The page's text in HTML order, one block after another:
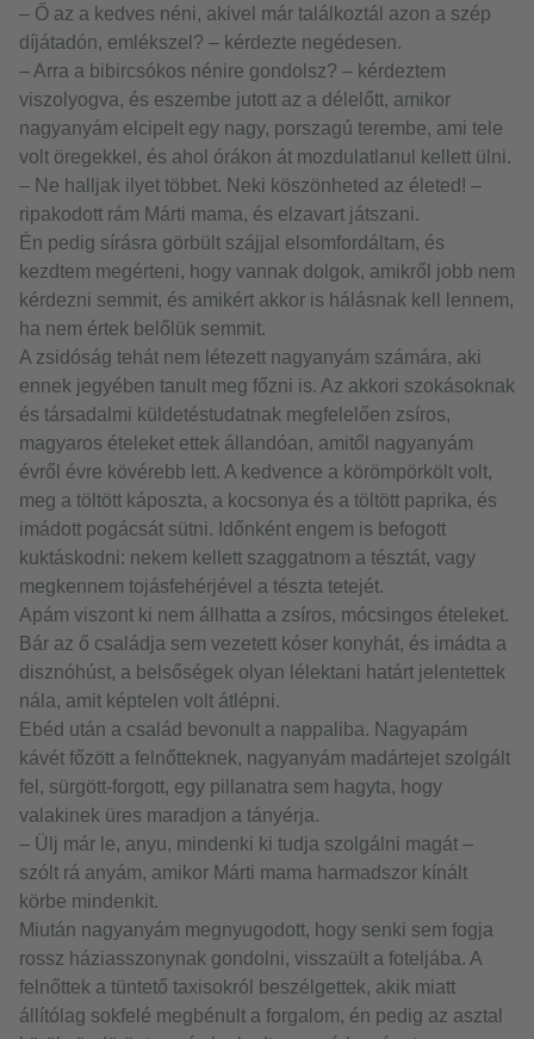
– Ő az a kedves néni, akivel már találkoztál azon a szép
díjátadón, emlékszel? – kérdezte negédesen.
– Arra a bibircsókos nénire gondolsz? – kérdeztem
viszolyogva, és eszembe jutott az a délelőtt, amikor
nagyanyám elcipelt egy nagy, porszagú terembe, ami tele
volt öregekkel, és ahol órákon át mozdulatlanul kellett ülni.
– Ne halljak ilyet többet. Neki köszönheted az életed! –
ripakodott rám Márti mama, és elzavart játszani.
Én pedig sírásra görbült szájjal elsomfordáltam, és
kezdtem megérteni, hogy vannak dolgok, amikről jobb nem
kérdezni semmit, és amikért akkor is hálásnak kell lennem,
ha nem értek belőlük semmit.
A zsidóság tehát nem létezett nagyanyám számára, aki
ennek jegyében tanult meg főzni is. Az akkori szokásoknak
és társadalmi küldetéstudatnak megfelelően zsíros,
magyaros ételeket ettek állandóan, amitől nagyanyám
évről évre kövérebb lett. A kedvence a körömpörkölt volt,
meg a töltött káposzta, a kocsonya és a töltött paprika, és
imádott pogácsát sütni. Időnként engem is befogott
kuktáskodni: nekem kellett szaggatnom a tésztát, vagy
megkennem tojásfehérjével a tészta tetejét.
Apám viszont ki nem állhatta a zsíros, mócsingos ételeket.
Bár az ő családja sem vezetett kóser konyhát, és imádta a
disznóhúst, a belsőségek olyan lélektani határt jelentettek
nála, amit képtelen volt átlépni.
Ebéd után a család bevonult a nappaliba. Nagyapám
kávét főzött a felnőtteknek, nagyanyám madártejet szolgált
fel, sürgött-forgott, egy pillanatra sem hagyta, hogy
valakinek üres maradjon a tányérja.
– Ülj már le, anyu, mindenki ki tudja szolgálni magát –
szólt rá anyám, amikor Márti mama harmadszor kínált
körbe mindenkit.
Miután nagyanyám megnyugodott, hogy senki sem fogja
rossz háziasszonynak gondolni, visszaült a foteljába. A
felnőttek a tüntető taxisokról beszélgettek, akik miatt
állítólag sokfelé megbénult a forgalom, én pedig az asztal